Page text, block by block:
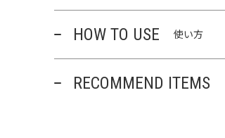
HOW TO USE 使い方
RECOMMEND ITEMS